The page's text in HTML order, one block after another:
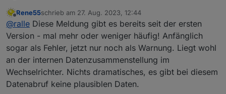
Fehlermeldung.
deyeidc.0
9543	2023-08-27 14:27:10.093	warn
deyeidc.1
Offline
Rene55schrieb am 27. Aug. 2023, 12:44
zuletzt editiert von
@ralle Diese Meldung gibt es bereits seit der ersten
Version - mal mehr oder weniger häufig! Anfänglich
sogar als Fehler, jetzt nur noch als Warnung. Liegt wohl
an der internen Datenzusammenstellung im
Wechselrichter. Nichts dramatisches, es gibt bei diesem
Datenabruf keine plausiblen Daten.